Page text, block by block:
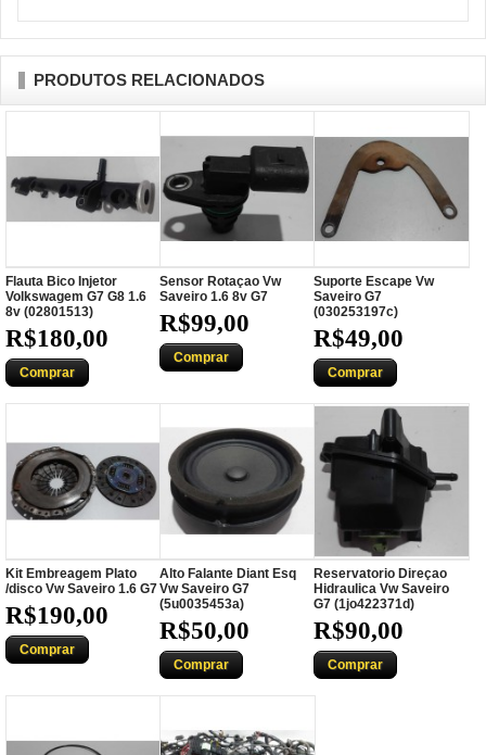
PRODUTOS RELACIONADOS
Flauta Bico Injetor
Volkswagem G7 G8 1.6
8v (02801513)
R$180,00
Comprar
Sensor Rotaçao Vw
Saveiro 1.6 8v G7
R$99,00
Comprar
Suporte Escape Vw
Saveiro G7
(030253197c)
R$49,00
Comprar
Kit Embreagem Plato
/disco Vw Saveiro 1.6 G7
R$190,00
Comprar
Alto Falante Diant Esq
Vw Saveiro G7
(5u0035453a)
R$50,00
Comprar
Reservatorio Direçao
Hidraulica Vw Saveiro
G7 (1jo422371d)
R$90,00
Comprar